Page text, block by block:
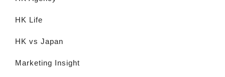
HK Life
HK vs Japan
Marketing Insight